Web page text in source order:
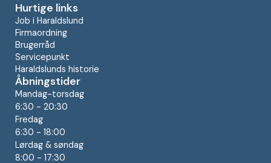
Hurtige links
Job i Haraldslund
Firmaordning
Brugerråd
Servicepunkt
Haraldslunds historie
Åbningstider
Mandag-torsdag
6:30 - 20:30
Fredag
6:30 - 18:00
Lørdag & søndag
8:00 - 17:30